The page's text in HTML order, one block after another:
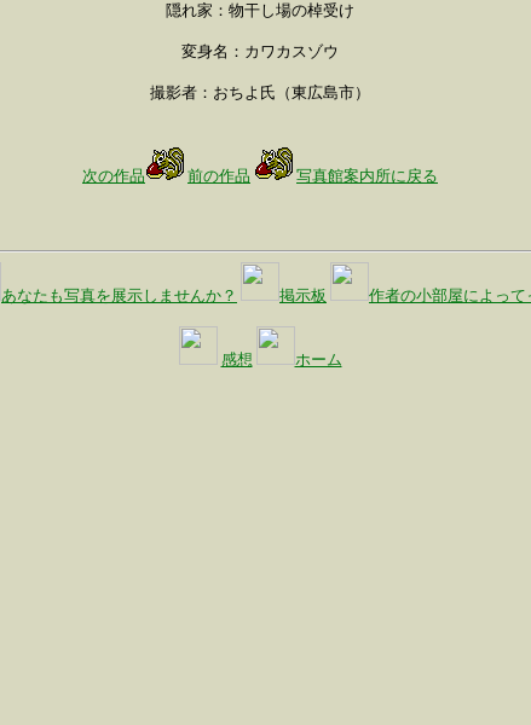
隠れ家：物干し場の棹受け
変身名：カワカスゾウ
撮影者：おちよ氏（東広島市）
次の作品 前の作品 写真館案内所に戻る
あなたも写真を展示しませんか？ 掲示板 作者の小部屋によって
感想 ホーム